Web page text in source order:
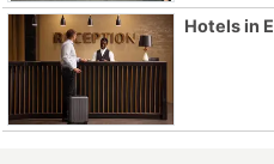
Hotels in